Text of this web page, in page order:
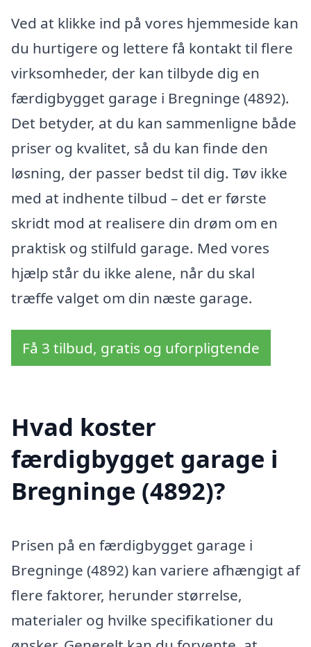
Ved at klikke ind på vores hjemmeside kan
du hurtigere og lettere få kontakt til flere
virksomheder, der kan tilbyde dig en
færdigbygget garage i Bregninge (4892).
Det betyder, at du kan sammenligne både
priser og kvalitet, så du kan finde den
løsning, der passer bedst til dig. Tøv ikke
med at indhente tilbud – det er første
skridt mod at realisere din drøm om en
praktisk og stilfuld garage. Med vores
hjælp står du ikke alene, når du skal
træffe valget om din næste garage.
Få 3 tilbud, gratis og uforpligtende
Hvad koster
færdigbygget garage i
Bregninge (4892)?
Prisen på en færdigbygget garage i
Bregninge (4892) kan variere afhængigt af
flere faktorer, herunder størrelse,
materialer og hvilke specifikationer du